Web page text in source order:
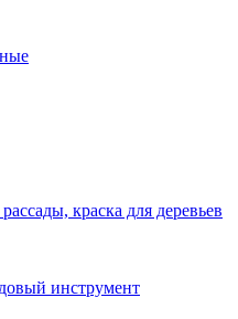
краска для деревьев
инструмент